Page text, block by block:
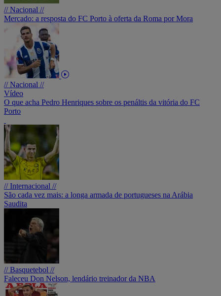
// Nacional //
Mercado: a resposta do FC Porto à oferta da Roma por Mora
// Nacional //
Vídeo
O que acha Pedro Henriques sobre os penáltis da vitória do FC
Porto
// Internacional //
São cada vez mais: a longa armada de portugueses na Arábia
Saudita
// Basquetebol //
Faleceu Don Nelson, lendário treinador da NBA